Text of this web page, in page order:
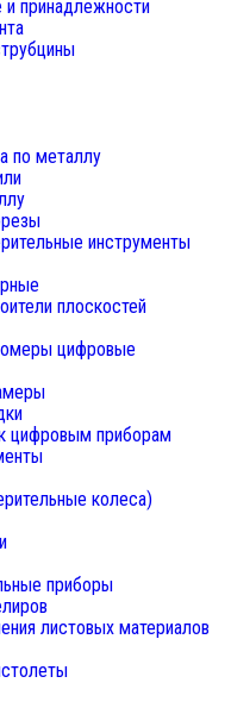
и принадлежности
по металлу
инструменты
плоскостей
цифровые
цифровым приборам
колеса)
приборы
листовых материалов